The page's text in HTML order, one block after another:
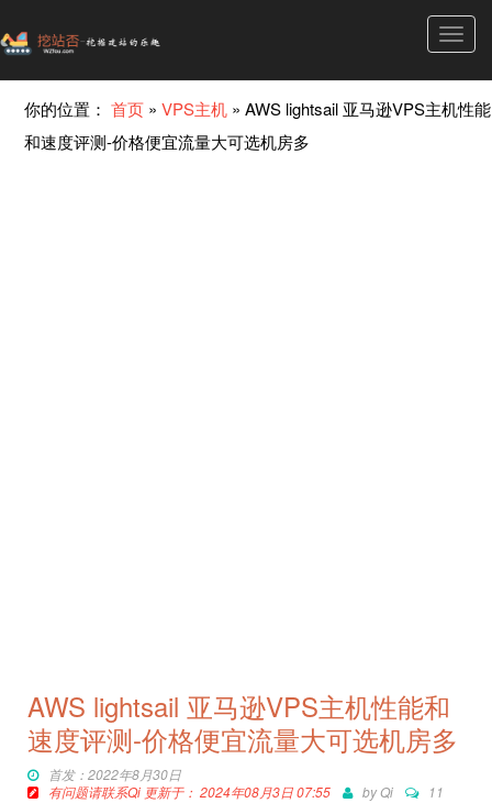
你的位置：首页 »VPS主机 »AWS lightsail 亚马逊VPS主机性能
和速度评测-价格便宜流量大可选机房多
AWS lightsail 亚马逊VPS主机性能和
速度评测-价格便宜流量大可选机房多
首发：2022年8月30日
有问题请联系Qi 更新于： 2024年08月3日 07:55
byQi 11